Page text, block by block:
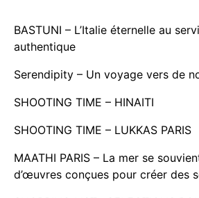
BASTUNI – L’Italie éternelle au
authentique
Serendipity – Un voyage vers de
SHOOTING TIME – HINAITI
SHOOTING TIME – LUKKAS PARIS
MAATHI PARIS – La mer se
d’œuvres conçues pour créer des